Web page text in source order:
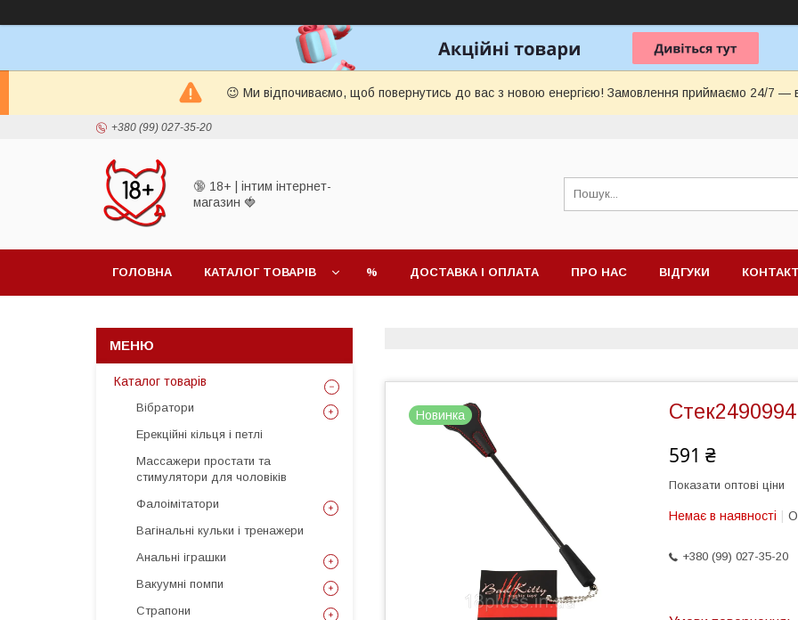
😉 Ми відпочиваємо, щоб повернутись до вас з новою енергією! Замовлення приймаємо 24/7 —
+380 (99) 027-35-20
🔞 18+ | інтим інтернет-
магазин 🍓
ГОЛОВНА КАТАЛОГ ТОВАРІВ % ДОСТАВКА І ОПЛАТА ПРО НАС ВІДГУКИ
Новинка
591 ₴
Показати оптові ціни
Немає в наявності
+380 (99) 027-35-20
Каталог товарів
Вібратори
Ерекційні кільця і петлі
Массажери простати та
стимулятори для чоловіків
Фалоімітатори
Вагінальні кульки і тренажери
Анальні іграшки
Вакуумні помпи
Страпони